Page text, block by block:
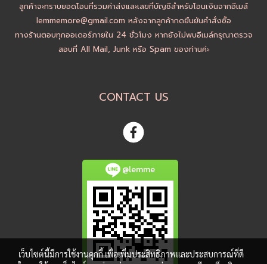
ลูกค้าจะทราบยอดโอนที่รวมค่าส่งและเลขที่บัญชีสำหรับโอนเงินจากอีเมล์
lemmemore@gmail.com หลังจากลูกค้ากดยืนยันคำสั่งซื้อ
ทางร้านตอบทุกออเดอร์ภายใน 24 ชั่วโมง หากยังไม่พบอีเมล์กรุณาตรวจ
สอบที่ All Mail, Junk หรือ Spam ของท่านค่ะ
CONTACT US
@lemme
เว็บไซต์นี้มีการใช้งานคุกกี้ เพื่อเพิ่มประสิทธิภาพและประสบการณ์ที่ดี